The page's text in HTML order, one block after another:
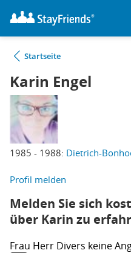
Startseite
Karin Engel
1985 - 1988: Dietrich-
Profil melden
Melden Sie sich
über Karin zu
Frau Herr Divers keine